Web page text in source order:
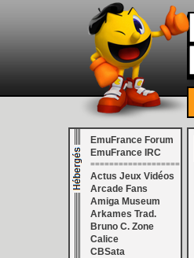
EmuFrance Forum
EmuFrance IRC
===================
Actus Jeux Vidéos
Arcade Fans
Amiga Museum
Arkames Trad.
Bruno C. Zone
Calice
CBSata